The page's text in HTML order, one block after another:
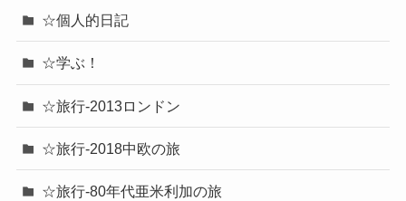
☆個人的日記
☆学ぶ！
☆旅行-2013ロンドン
☆旅行-2018中欧の旅
☆旅行-80年代亜米利加の旅